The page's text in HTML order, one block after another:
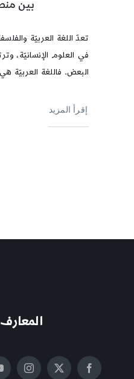
بين
تعدّ اللغة العربيّة
في العلوم الإنسانيّة،
البعض. فاللغة العربيّة
إقرأ المزيد